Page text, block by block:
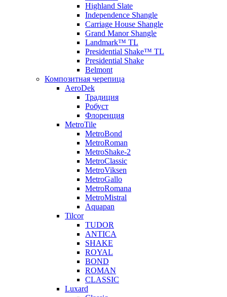
Highland Slate
Independence Shangle
Carriage House Shangle
Grand Manor Shangle
Landmark™ TL
Presidential Shake™ TL
Presidential Shake
Belmont
Композитная черепица
AeroDek
Традиция
Робуст
Флоренция
MetroTile
MetroBond
MetroRoman
MetroShake-2
MetroClassic
MetroViksen
MetroGallo
MetroRomana
MetroMistral
Aquapan
Tilcor
TUDOR
ANTICA
SHAKE
ROYAL
BOND
ROMAN
CLASSIC
Luxard